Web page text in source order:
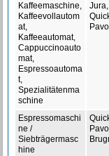
Kaffeemaschine,
Kaffeevollautom
at,
Kaffeeautomat,
Cappuccinoauto
mat,
Espressoautoma
t,
Spezialitätenma
schine
Espressomaschi
ne /
Siebträgermasc
hine